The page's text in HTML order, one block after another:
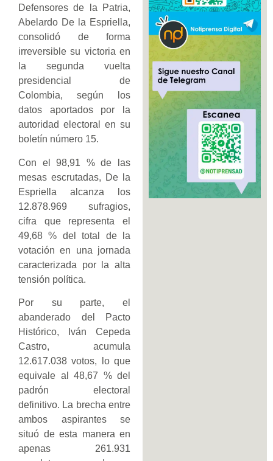
Defensores de la Patria,
Abelardo De la Espriella,
consolidó de forma
irreversible su victoria en
la segunda vuelta
presidencial de
Colombia, según los
datos aportados por la
autoridad electoral en su
boletín número 15.
Con el 98,91 % de las
mesas escrutadas, De la
Espriella alcanza los
12.878.969 sufragios,
cifra que representa el
49,68 % del total de la
votación en una jornada
caracterizada por la alta
tensión política.
Por su parte, el
abanderado del Pacto
Histórico, Iván Cepeda
Castro, acumula
12.617.038 votos, lo que
equivale al 48,67 % del
padrón electoral
definitivo. La brecha entre
ambos aspirantes se
situó de esta manera en
apenas 261.931